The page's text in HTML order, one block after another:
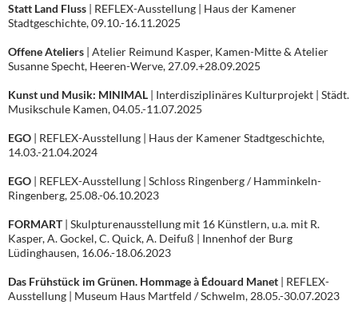
Statt Land Fluss | REFLEX-Ausstellung | Haus der Kamener
Stadtgeschichte, 09.10.-16.11.2025
Offene Ateliers | Atelier Reimund Kasper, Kamen-Mitte & Atelier
Susanne Specht, Heeren-Werve, 27.09.+28.09.2025
Kunst und Musik: MINIMAL | Interdisziplinäres Kulturprojekt | Städt.
Musikschule Kamen, 04.05.-11.07.2025
EGO | REFLEX-Ausstellung | Haus der Kamener Stadtgeschichte,
14.03.-21.04.2024
EGO | REFLEX-Ausstellung | Schloss Ringenberg / Hamminkeln-
Ringenberg, 25.08.-06.10.2023
FORMART| Skulpturenausstellung mit 16 Künstlern, u.a. mit R.
Kasper, A. Gockel, C. Quick, A. Deifuß | Innenhof der Burg
Lüdinghausen, 16.06.-18.06.2023
Das Frühstück im Grünen. Hommage à Édouard Manet | REFLEX-
Ausstellung | Museum Haus Martfeld / Schwelm, 28.05.-30.07.2023